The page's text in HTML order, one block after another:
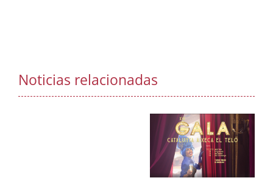
Noticias relacionadas